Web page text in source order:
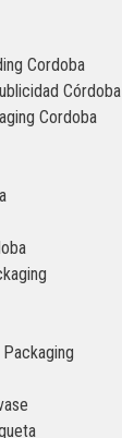
Cordoba
Córdoba
Cordoba